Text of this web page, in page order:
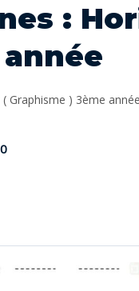
:
Graphisme ) 3ème
0